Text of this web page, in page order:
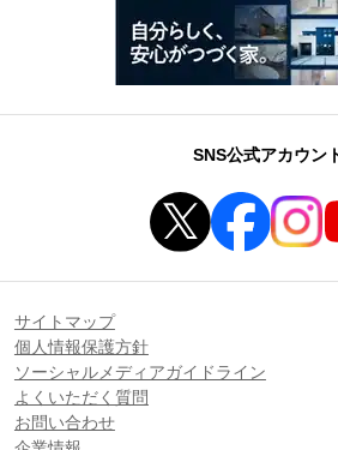
SNS公式アカウン
サイトマップ
個人情報保護方針
ソーシャルメディアガイドライン
よくいただく質問
お問い合わせ